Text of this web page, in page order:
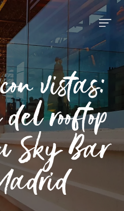
vistas:
rooftop
Sky Bar